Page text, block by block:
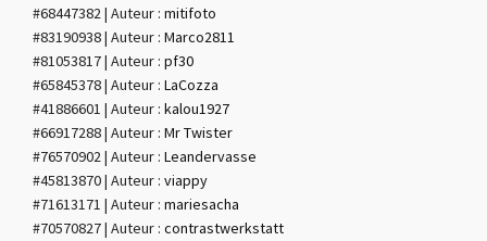
#68447382 | Auteur : mitifoto
#83190938 | Auteur : Marco2811
#81053817 | Auteur : pf30
#65845378 | Auteur : LaCozza
#41886601 | Auteur : kalou1927
#66917288 | Auteur : Mr Twister
#76570902 | Auteur : Leandervasse
#45813870 | Auteur : viappy
#71613171 | Auteur : mariesacha
#70570827 | Auteur : contrastwerkstatt